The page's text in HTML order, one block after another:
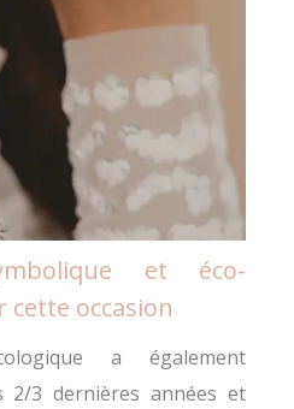
et éco-
occasion
a également
2/3 dernières années et